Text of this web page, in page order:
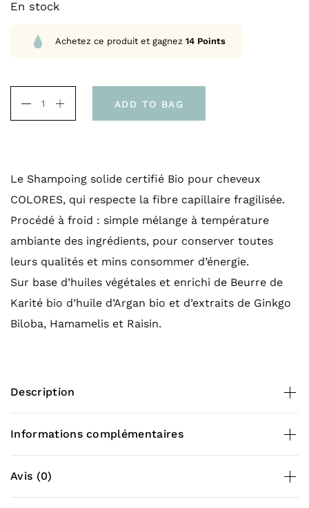
En stock
Achetez ce produit et gagnez 14 Points
ADD TO BAG
Le Shampoing solide certifié Bio pour cheveux
COLORES, qui respecte la fibre capillaire fragilisée.
Procédé à froid : simple mélange à température
ambiante des ingrédients, pour conserver toutes
leurs qualités et mins consommer d’énergie.
Sur base d’huiles végétales et enrichi de Beurre de
Karité bio d’huile d’Argan bio et d’extraits de Ginkgo
Biloba, Hamamelis et Raisin.
Description
Contenance
Très simple d’utilisation : frotter sur les cheveux
Informations complémentaires
Poids
Avis (0)